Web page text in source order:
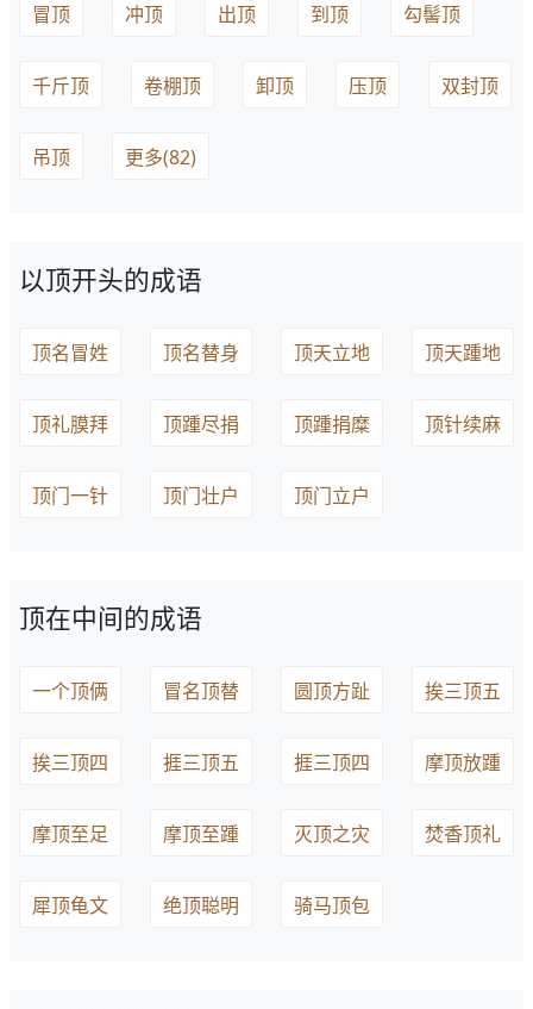
冒顶 冲顶 出顶 到顶 勾髻顶
千斤顶 卷棚顶 卸顶 压顶 双封顶
吊顶 更多(82)
以顶开头的成语
顶名冒姓 顶名替身 顶天立地 顶天踵地
顶礼膜拜 顶踵尽捐 顶踵捐糜 顶针续麻
顶门一针 顶门壮户 顶门立户
顶在中间的成语
一个顶俩 冒名顶替 圆顶方趾 挨三顶五
挨三顶四 捱三顶五 捱三顶四 摩顶放踵
摩顶至足 摩顶至踵 灭顶之灾 焚香顶礼
犀顶龟文 绝顶聪明 骑马顶包